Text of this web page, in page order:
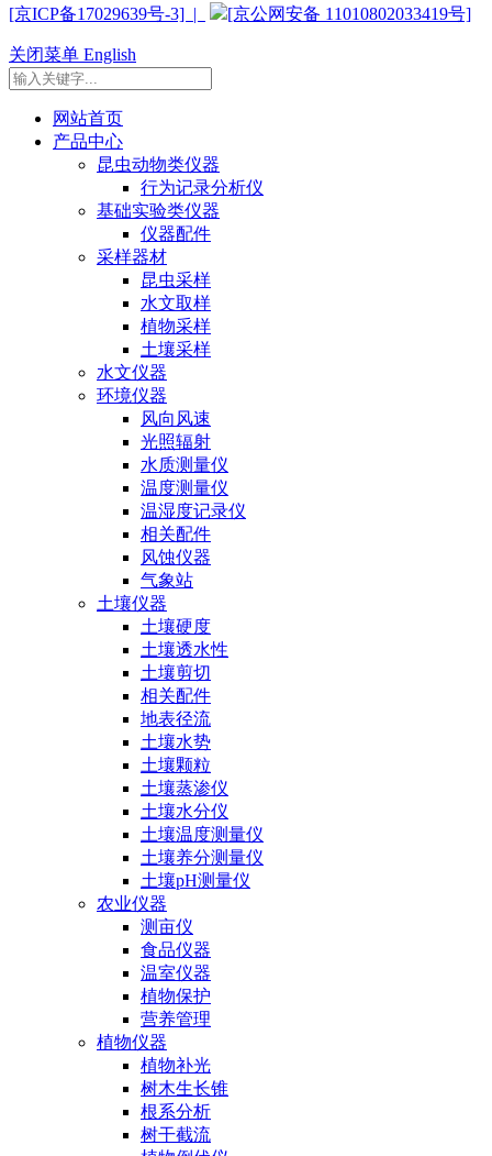
[京ICP备17029639号-3] |
[京公网安备 11010802033419号]
关闭菜单 English
网站首页
产品中心
昆虫动物类仪器
行为记录分析仪
基础实验类仪器
仪器配件
采样器材
昆虫采样
水文取样
植物采样
土壤采样
水文仪器
环境仪器
风向风速
光照辐射
水质测量仪
温度测量仪
温湿度记录仪
相关配件
风蚀仪器
气象站
土壤仪器
土壤硬度
土壤透水性
土壤剪切
相关配件
地表径流
土壤水势
土壤颗粒
土壤蒸渗仪
土壤水分仪
土壤温度测量仪
土壤养分测量仪
土壤pH测量仪
农业仪器
测亩仪
食品仪器
温室仪器
植物保护
营养管理
植物仪器
植物补光
树木生长锥
根系分析
树干截流